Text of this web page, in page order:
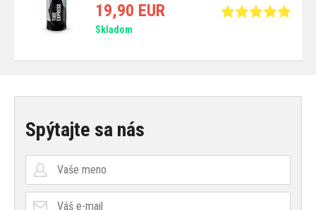
19,90 EUR
Skladom
Spýtajte sa nás